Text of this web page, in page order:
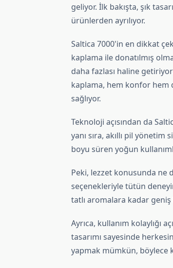
geliyor. İlk bakışta, şık
ürünlerden ayrılıyor.
Saltica 7000'in en dikkat
kaplama ile donatılmış
daha fazlası haline
kaplama, hem konfor hem
sağlıyor.
Teknoloji açısından da
yanı sıra, akıllı pil
boyu süren yoğun
Peki, lezzet konusunda ne
seçenekleriyle tütün
tatlı aromalara kadar
Ayrıca, kullanım kolaylığı
tasarımı sayesinde
yapmak mümkün, böylece